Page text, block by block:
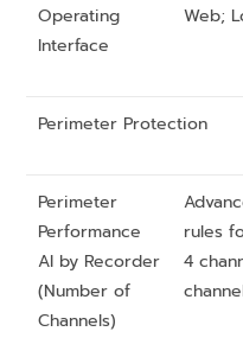
Operating
Interface
Web;
Perimeter Protection
Perimeter
Performance
AI by Recorder
(Number of
Channels)
rules
4